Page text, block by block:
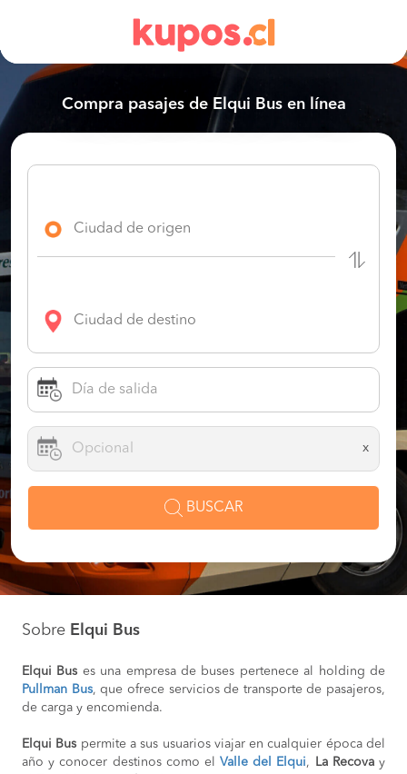
Compra pasajes de Elqui Bus en línea
x
BUSCAR
Sobre Elqui Bus
Elqui Bus es una empresa de buses pertenece al holding de
Pullman Bus, que ofrece servicios de transporte de pasajeros,
de carga y encomienda.
Elqui Bus permite a sus usuarios viajar en cualquier época del
año y conocer destinos como elValle del Elqui, La Recovay